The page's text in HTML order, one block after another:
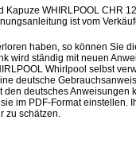
Kapuze WHIRLPOOL CHR
ist vom
haben, so können Sie
wird ständig mit neuen
Whirlpool selbst
deutsche
den deutsches Anweisungen
im PDF-Format einstellen.
zu schätzen.